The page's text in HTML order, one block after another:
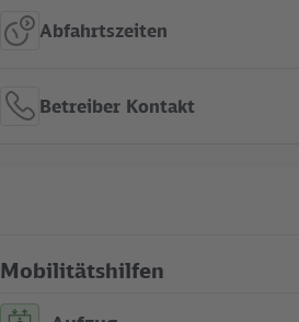
Abfahrtszeiten
Betreiber Kontakt
Mobilitätshilfen